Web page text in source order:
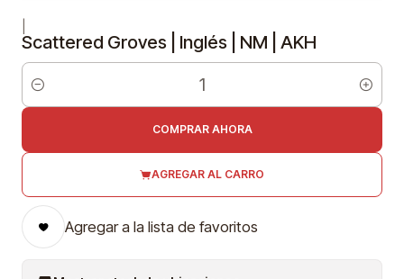
Scattered Groves | Inglés | NM | AKH
Cantidad
AGREGAR AL CARRO
COMPRAR AHORA
Agregar a la lista de favoritos